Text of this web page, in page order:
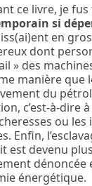
ce livre, je
si
en
dont
» des
manière que
du
c’est-à-
ou
Enfin,
est devenu
dénoncée
énergétique.